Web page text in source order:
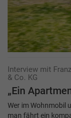
Interview mit
& Co. KG
„Ein
Wer im Wohnmobil
man fährt ein